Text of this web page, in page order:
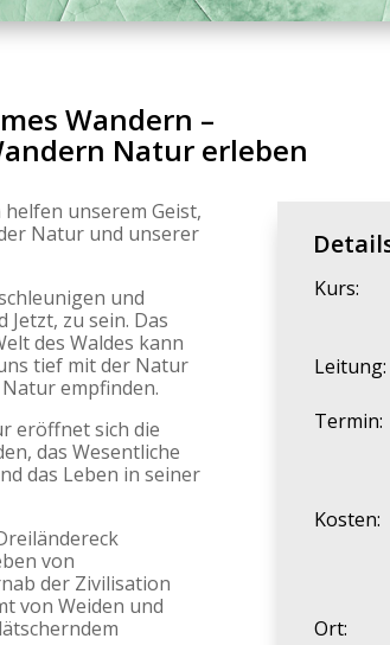
Wandern –
Natur erleben
unserem Geist,
Natur und unserer
und
zu sein. Das
des Waldes kann
tief mit der Natur
empfinden.
eröffnet sich die
das Wesentliche
das Leben in seiner
von
der Zivilisation
von Weiden und
Kurs:
Leitung:
Termin:
Kosten:
Ort: